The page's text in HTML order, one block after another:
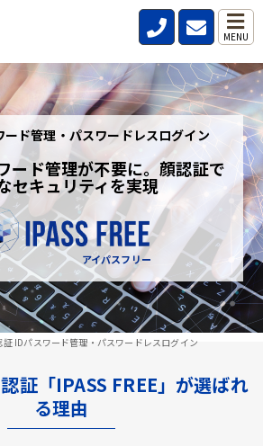
MENU
証 IDパスワード管理・パスワードレスログイン
ード管理・パスワードレスログイン
ード管理が不要に。顔認証で
セキュリティを実現
アイパスフリー
証「IPASS FREE」が選ばれ
る理由